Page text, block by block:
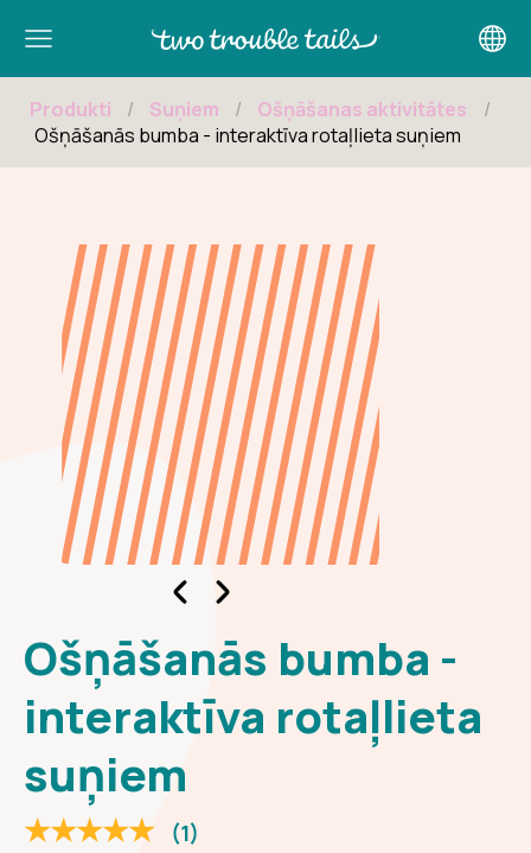
Logo
Produkti Suņiem
Ošņāšanas aktivitātes
Ošņāšanās bumba - interaktīva rotaļlieta suņiem
Ošņāšanās bumba -
interaktīva rotaļlieta
suņiem
★★★★★ (1)